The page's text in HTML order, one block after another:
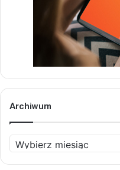
Archiwum
Archiwum